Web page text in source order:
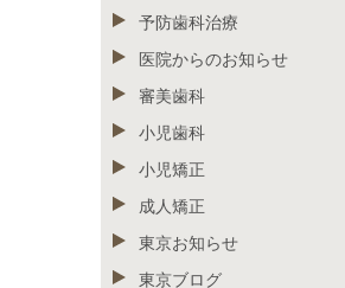
予防歯科治療
医院からのお知らせ
審美歯科
小児歯科
小児矯正
成人矯正
東京お知らせ
東京ブログ